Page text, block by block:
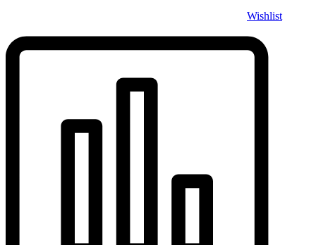
Wishlist